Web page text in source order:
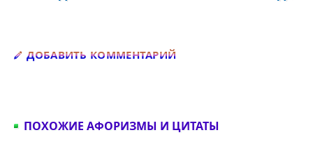
ДОБАВИТЬ КОММЕНТАРИЙ
ПОХОЖИЕ АФОРИЗМЫ И ЦИТАТЫ